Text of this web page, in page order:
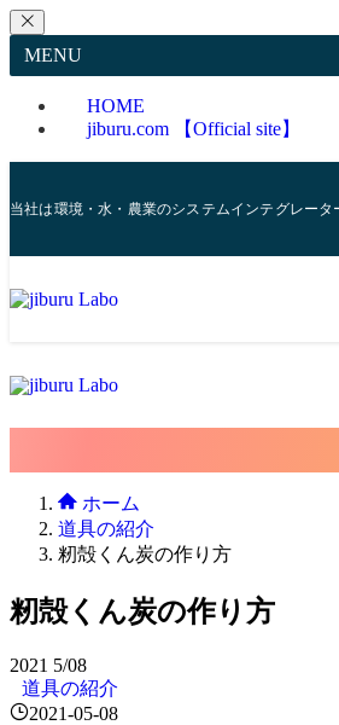
MENU
HOME
jiburu.com 【Official site】
当社は環境・水・農業のシステムインテグレータ
ホーム
道具の紹介
籾殻くん炭の作り方
籾殻くん炭の作り方
2021 5/08
道具の紹介
2021-05-08